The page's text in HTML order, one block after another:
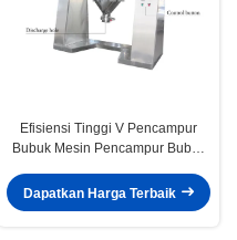
Efisiensi Tinggi V Pencampur
Bubuk Mesin Pencampur Bubuk
Dapatkan Harga Terbaik